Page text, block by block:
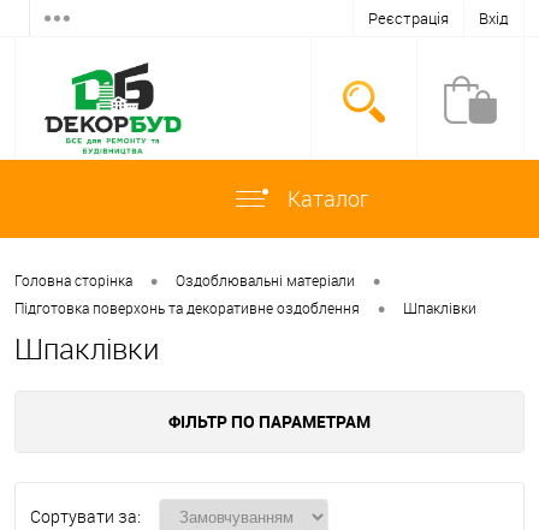
Реєстрація Вхід
Каталог
Головна сторінка • Оздоблювальні матеріали •
Підготовка поверхонь та декоративне оздоблення • Шпаклівки
Шпаклівки
ФІЛЬТР ПО ПАРАМЕТРАМ
Сортувати за: